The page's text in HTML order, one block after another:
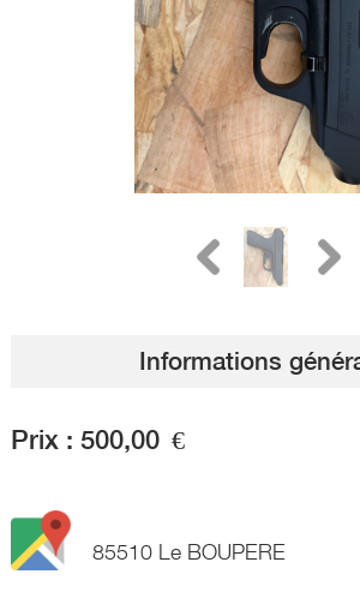
Informations
Prix : 500,00 €
85510 Le BOUPERE